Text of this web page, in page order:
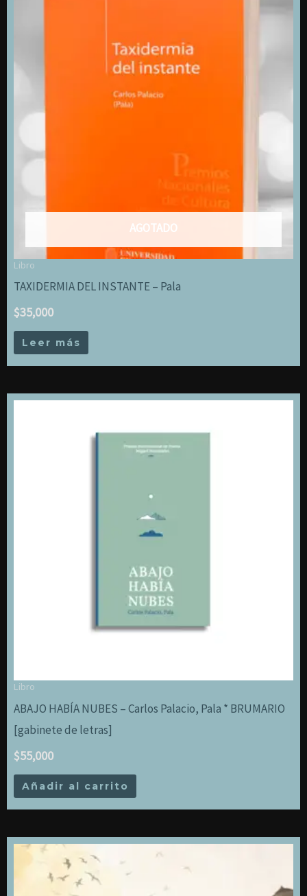
AGOTADO
Libro
TAXIDERMIA DEL INSTANTE – Pala
$35,000
Leer más
Libro
ABAJO HABÍA NUBES – Carlos Palacio, Pala * BRUMARIO
[gabinete de letras]
$55,000
Añadir al carrito